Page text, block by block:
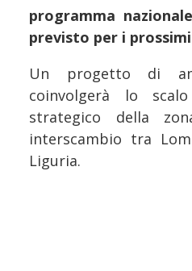
programma
previsto per i
Un progetto di
coinvolgerà lo
strategico della
interscambio tra
Liguria.